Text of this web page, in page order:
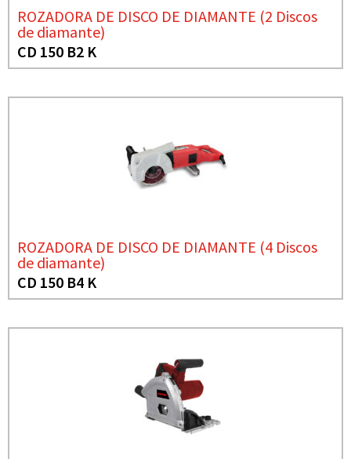
ROZADORA DE DISCO DE DIAMANTE (2 Discos
de diamante)
CD 150 B2 K
ROZADORA DE DISCO DE DIAMANTE (4 Discos
de diamante)
CD 150 B4 K